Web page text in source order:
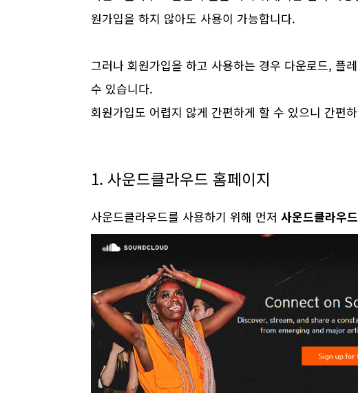
원가입을 하지 않아도 사용이 가능합니다.
그러나 회원가입을 하고 사용하는 경우 다운로드, 플
수 있습니다.
회원가입도 어렵지 않게 간편하게 할 수 있으니 간편
1. 사운드클라우드 홈페이지
사운드클라우드를 사용하기 위해 먼저 사운드클라우